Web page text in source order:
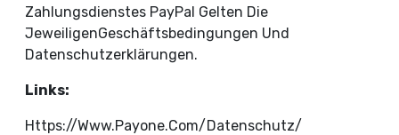
Zahlungsdienstes PayPal Gelten Die
JeweiligenGeschäftsbedingungen Und
Datenschutzerklärungen.
Links:
Https://www.payone.com/datenschutz/